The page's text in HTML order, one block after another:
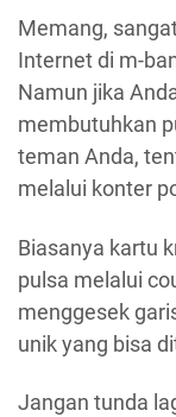
Memang,
Internet di m-
Namun jika
membutuhkan
teman Anda,
melalui konter
Biasanya kartu
pulsa melalui
menggesek
unik yang bisa
Jangan tunda